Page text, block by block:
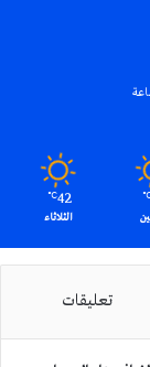
42
℃
الثلاثاء
تعليقات